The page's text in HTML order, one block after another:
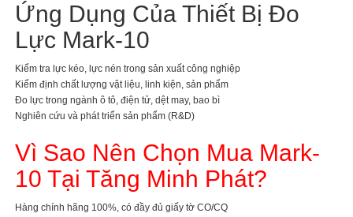
Ứng Dụng Của Thiết Bị Đo
Lực Mark-10
Kiểm tra lực kéo, lực nén trong sản xuất công nghiệp
Kiểm định chất lượng vật liệu, linh kiện, sản phẩm
Đo lực trong ngành ô tô, điện tử, dệt may, bao bì
Nghiên cứu và phát triển sản phẩm (R&D)
Vì Sao Nên Chọn Mua Mark-
10 Tại Tăng Minh Phát?
Hàng chính hãng 100%, có đầy đủ giấy tờ CO/CQ